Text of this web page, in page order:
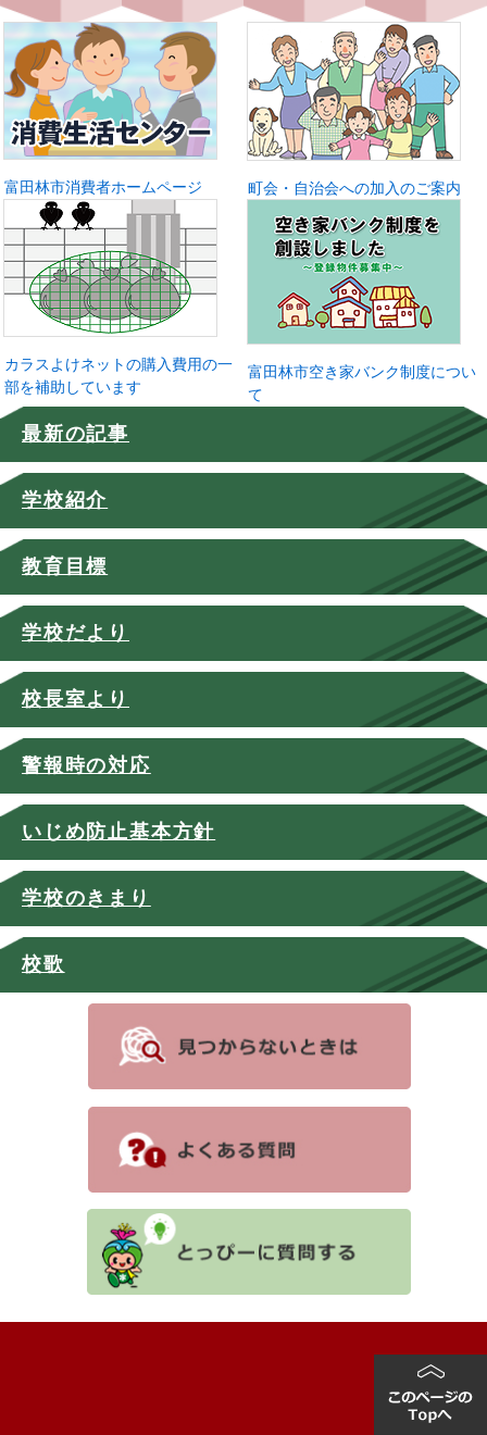
最新の記事
学校紹介
教育目標
学校だより
校長室より
警報時の対応
いじめ防止基本方針
学校のきまり
校歌
富田林市消費者ホームページ 町会・自治会への加入のご案内
カラスよけネットの購入費用の一
部を補助しています
富田林市空き家バンク制度につい
て